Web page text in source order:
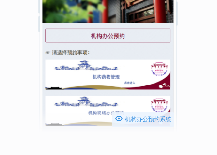
 机构办公预约系统